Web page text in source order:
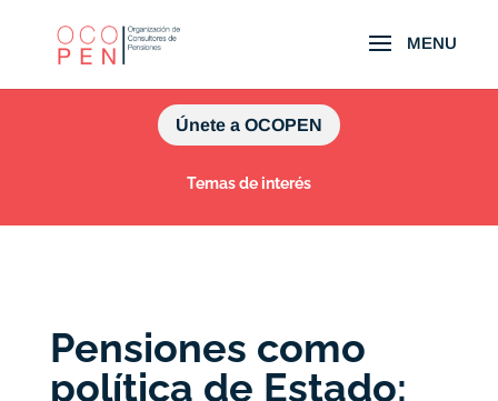
Únete a OCOPEN
Temas de interés
Pensiones como
política de Estado: